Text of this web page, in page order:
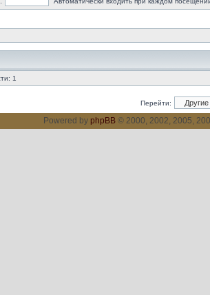
1
Перейти:
Powered by phpBB © 2000, 2002, 2005,